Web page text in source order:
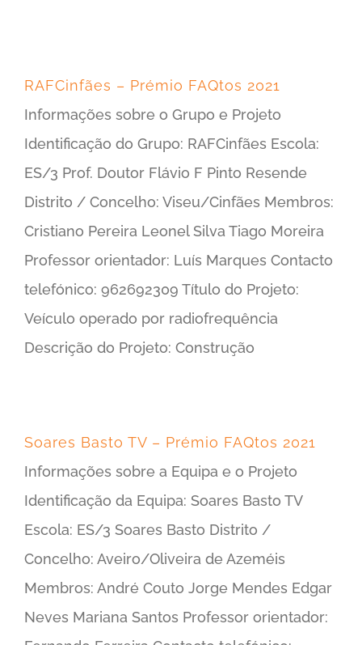
RAFCinfães – Prémio FAQtos 2021
Informações sobre o Grupo e Projeto
Identificação do Grupo: RAFCinfães Escola:
ES/3 Prof. Doutor Flávio F Pinto Resende
Distrito / Concelho: Viseu/Cinfães Membros:
Cristiano Pereira Leonel Silva Tiago Moreira
Professor orientador: Luís Marques Contacto
telefónico: 962692309 Título do Projeto:
Veículo operado por radiofrequência
Descrição do Projeto: Construção
Soares Basto TV – Prémio FAQtos 2021
Informações sobre a Equipa e o Projeto
Identificação da Equipa: Soares Basto TV
Escola: ES/3 Soares Basto Distrito /
Concelho: Aveiro/Oliveira de Azeméis
Membros: André Couto Jorge Mendes Edgar
Neves Mariana Santos Professor orientador: